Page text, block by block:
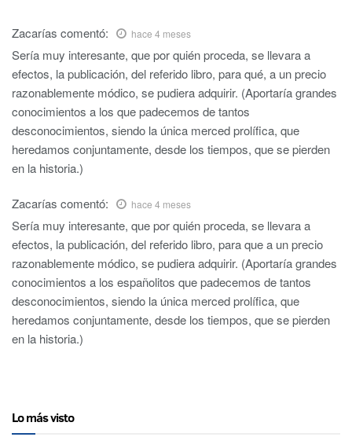
Zacarías comentó: hace 4 meses
Sería muy interesante, que por quién proceda, se llevara a
efectos, la publicación, del referido libro, para qué, a un precio
razonablemente módico, se pudiera adquirir. (Aportaría grandes
conocimientos a los que padecemos de tantos
desconocimientos, siendo la única merced prolífica, que
heredamos conjuntamente, desde los tiempos, que se pierden
en la historia.)
Zacarías comentó: hace 4 meses
Sería muy interesante, que por quién proceda, se llevara a
efectos, la publicación, del referido libro, para que a un precio
razonablemente módico, se pudiera adquirir. (Aportaría grandes
conocimientos a los españolitos que padecemos de tantos
desconocimientos, siendo la única merced prolífica, que
heredamos conjuntamente, desde los tiempos, que se pierden
en la historia.)
Lo más visto